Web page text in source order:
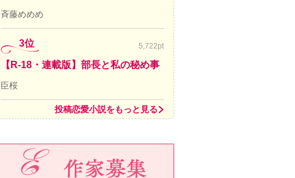
斉藤めめめ
3位 5,722pt
【R-18・連載版】部長と私の秘め事
臣桜
投稿恋愛小説をもっと見る